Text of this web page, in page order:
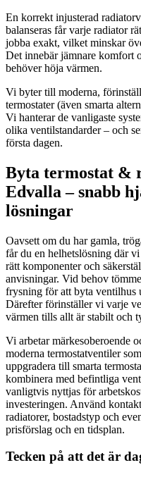
En korrekt injusterad
balanseras får varje radiator
jobba exakt, vilket minskar
Det innebär jämnare komfort
behöver höja värmen.
Vi byter till moderna,
termostater (även smarta
Vi hanterar de vanligaste
olika ventilstandarder – och
första dagen.
Byta termostat &
Edvalla – snabb
lösningar
Oavsett om du har gamla,
får du en helhetslösning där
rätt komponenter och
anvisningar. Vid behov
frysning för att byta ventilhus
Därefter förinställer vi varje
värmen tills allt är stabilt och
Vi arbetar märkesoberoende
moderna termostatventiler
uppgradera till smarta
kombinera med befintliga
vanligtvis nyttjas för
investeringen. Använd
radiatorer, bostadstyp och
prisförslag och en tidsplan.
Tecken på att det är